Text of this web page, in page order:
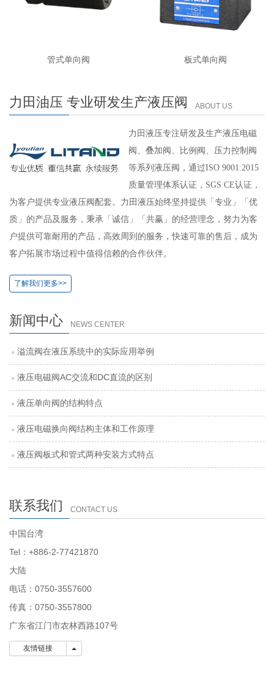
管式单向阀 板式单向阀
力田油压 专业研发生产液压阀 ABOUT US
力田液压专注研发及生产液压电磁
阀、叠加阀、比例阀、压力控制阀
等系列液压阀，通过ISO 9001:2015
质量管理体系认证，SGS CE认证，
为客户提供专业液压阀配套。力田液压始终坚持提供「专业」「优
质」的产品及服务，秉承「诚信」「共赢」的经营理念，努力为客
户提供可靠耐用的产品，高效周到的服务，快速可靠的售后，成为
客户拓展市场过程中值得信赖的合作伙伴。
了解我们更多>>
新闻中心 NEWS CENTER
溢流阀在液压系统中的实际应用举例
液压电磁阀AC交流和DC直流的区别
液压单向阀的结构特点
液压电磁换向阀结构主体和工作原理
液压阀板式和管式两种安装方式特点
联系我们 CONTACT US
中国台湾
Tel：+886-2-77421870
大陆
电话：0750-3557600
传真：0750-3557800
广东省江门市农林西路107号
友情链接 友情链接